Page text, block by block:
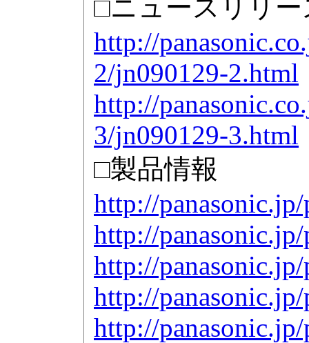
□ニュースリリー
http://
2/jn090129-2.html
http://
3/jn090129-3.html
□製品情報
http://
http://
http://
http://
http://